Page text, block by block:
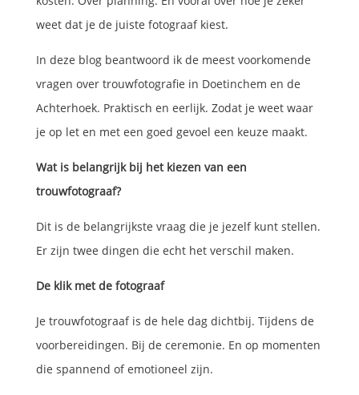
weet dat je de juiste fotograaf kiest.
In deze blog beantwoord ik de meest voorkomende
vragen over trouwfotografie in Doetinchem en de
Achterhoek. Praktisch en eerlijk. Zodat je weet waar
je op let en met een goed gevoel een keuze maakt.
Wat is belangrijk bij het kiezen van een
trouwfotograaf?
Dit is de belangrijkste vraag die je jezelf kunt stellen.
Er zijn twee dingen die echt het verschil maken.
De klik met de fotograaf
Je trouwfotograaf is de hele dag dichtbij. Tijdens de
voorbereidingen. Bij de ceremonie. En op momenten
die spannend of emotioneel zijn.